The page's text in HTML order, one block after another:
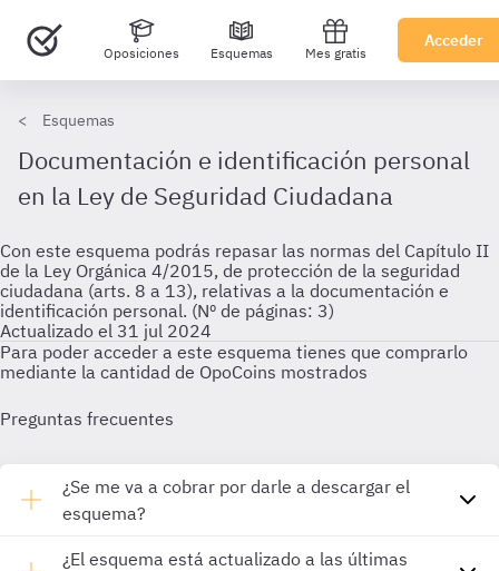
Oposiciones Esquemas Mes gratis
Acceder
Esquemas
Documentación e identificación personal
en la Ley de Seguridad Ciudadana
Con este esquema podrás repasar las normas del Capítulo II
de la Ley Orgánica 4/2015, de protección de la seguridad
ciudadana (arts. 8 a 13), relativas a la documentación e
identificación personal. (Nº de páginas: 3)
Actualizado el 31 jul 2024
Para poder acceder a este esquema tienes que comprarlo
mediante la cantidad de OpoCoins mostrados
Preguntas frecuentes
¿Se me va a cobrar por darle a descargar el
esquema?
¿El esquema está actualizado a las últimas